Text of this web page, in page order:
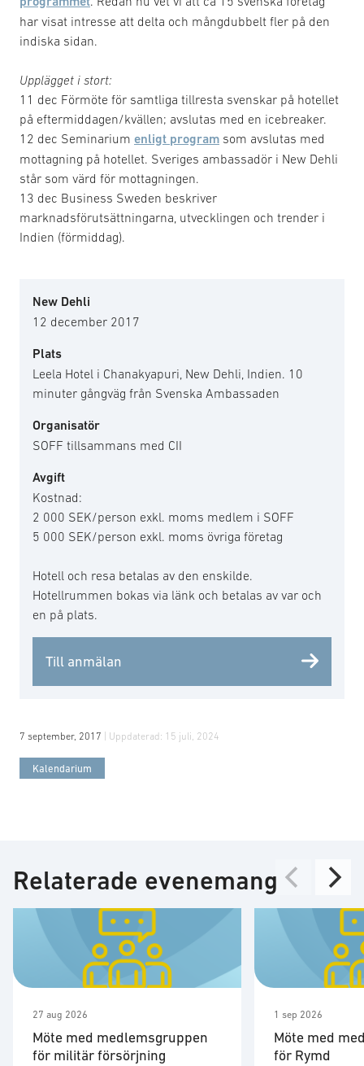
har visat intresse att delta och mångdubbelt fler på den
indiska sidan.
Upplägget i stort:
11 dec Förmöte för samtliga tillresta svenskar på hotellet
på eftermiddagen/kvällen; avslutas med en icebreaker.
12 dec Seminarium enligt program som avslutas med
mottagning på hotellet. Sveriges ambassadör i New Dehli
står som värd för mottagningen.
13 dec Business Sweden beskriver
marknadsförutsättningarna, utvecklingen och trender i
Indien (förmiddag).
New Dehli
12 december 2017
Plats
Leela Hotel i Chanakyapuri, New Dehli, Indien. 10
minuter gångväg från Svenska Ambassaden
Organisatör
SOFF tillsammans med CII
Avgift
Kostnad:
2 000 SEK/person exkl. moms medlem i SOFF
5 000 SEK/person exkl. moms övriga företag
Hotell och resa betalas av den enskilde.
Hotellrummen bokas via länk och betalas av var och
en på plats.
Till anmälan
7 september, 2017 | Uppdaterad: 15 juli, 2024
Kalendarium
Relaterade evenemang
27 aug 2026
Möte med medlemsgruppen
för militär försörjning
1 sep 2026
Möte med
för Rymd